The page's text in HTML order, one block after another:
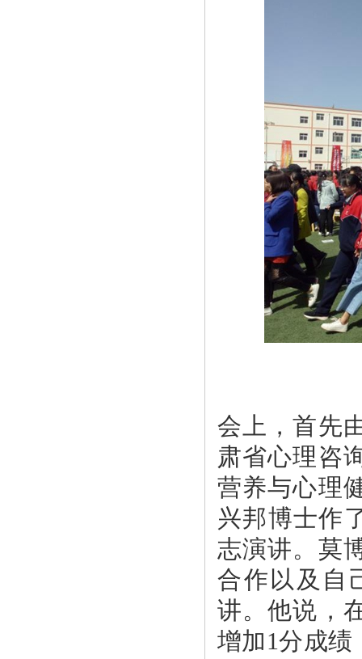
会上，首先
肃省心理咨
营养与心理
兴邦博士作
志演讲。莫
合作以及自
讲。他说，
增加1分成绩